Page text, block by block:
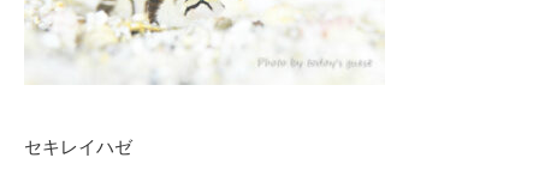
セキレイハゼ